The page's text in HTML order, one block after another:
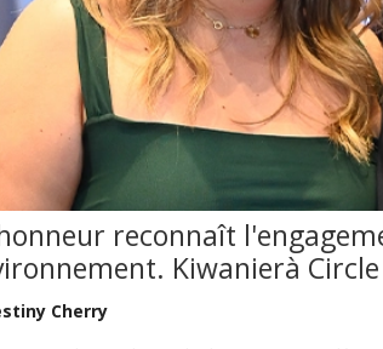
reconnaît
Kiwanierà
Cherry